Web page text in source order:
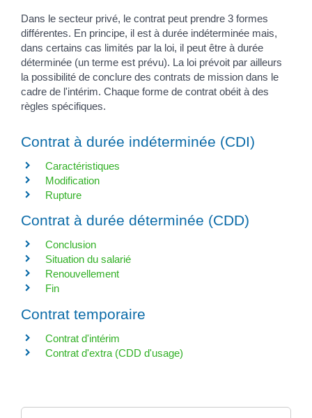
Dans le secteur privé, le contrat peut prendre 3 formes
différentes. En principe, il est à durée indéterminée mais,
dans certains cas limités par la loi, il peut être à durée
déterminée (un terme est prévu). La loi prévoit par ailleurs
la possibilité de conclure des contrats de mission dans le
cadre de l'intérim. Chaque forme de contrat obéit à des
règles spécifiques.
Contrat à durée indéterminée (CDI)
Caractéristiques
Modification
Rupture
Contrat à durée déterminée (CDD)
Conclusion
Situation du salarié
Renouvellement
Fin
Contrat temporaire
Contrat d'intérim
Contrat d'extra (CDD d'usage)